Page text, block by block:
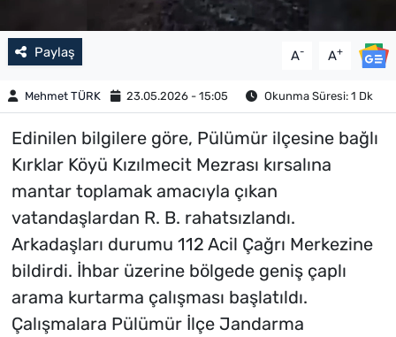
Paylaş A- A+
Mehmet TÜRK 23.05.2026 - 15:05 Okunma Süresi: 1 Dk
Edinilen bilgilere göre, Pülümür ilçesine bağlı
Kırklar Köyü Kızılmecit Mezrası kırsalına
mantar toplamak amacıyla çıkan
vatandaşlardan R. B. rahatsızlandı.
Arkadaşları durumu 112 Acil Çağrı Merkezine
bildirdi. İhbar üzerine bölgede geniş çaplı
arama kurtarma çalışması başlatıldı.
Çalışmalara Pülümür İlçe Jandarma